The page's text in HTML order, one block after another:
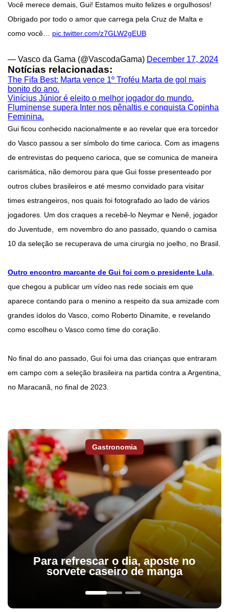
Você merece demais, Gui! Estamos muito felizes e orgulhosos!
Obrigado por todo o amor que carrega pela Cruz de Malta e
como você… pic.twitter.com/z7GLW2gEUB
— Vasco da Gama (@VascodaGama) December 17, 2024
Notícias relacionadas:
The Fifa Best: Marta vence 1º Troféu Marta de gol mais
bonito do ano.
Vinícius Júnior é eleito o melhor jogador do mundo.
Fluminense supera Inter nos pênaltis e conquista Copinha
Feminina.
Gui ficou conhecido nacionalmente e ao revelar que era torcedor
do Vasco passou a ser símbolo do time carioca. Com as imagens
de entrevistas do pequeno carioca, que se comunica de maneira
carismática, não demorou para que Gui fosse presenteado por
outros clubes brasileiros e até mesmo convidado para visitar
times estrangeiros, nos quais foi fotografado ao lado de vários
jogadores. Um dos craques a recebê-lo Neymar e Nenê, jogador
do Juventude, em novembro do ano passado, quando o camisa
10 da seleção se recuperava de uma cirurgia no joelho, no Brasil.
Outro encontro marcante de Gui foi com o presidente Lula,
que chegou a publicar um vídeo nas rede sociais em que
aparece contando para o menino a respeito da sua amizade com
grandes ídolos do Vasco, como Roberto Dinamite, e revelando
como escolheu o Vasco como time do coração.
No final do ano passado, Gui foi uma das crianças que entraram
em campo com a seleção brasileira na partida contra a Argentina,
no Maracanã, no final de 2023.
Gastronomia
Para refrescar o dia, aposte no
sorvete caseiro de manga